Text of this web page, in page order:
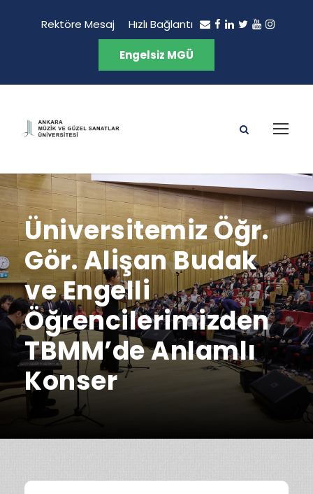
Rektöre Mesaj Hızlı Bağlantı
Engelsiz MGÜ
Üniversitemiz Öğr.
Gör. Alişan Budak
ve Engelli
Öğrencilerimizden
TBMM’de Anlamlı
Konser